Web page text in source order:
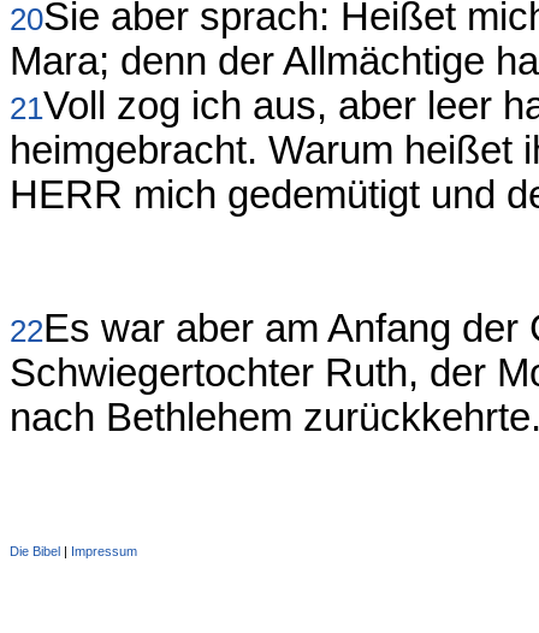
20Sie aber sprach: Heißet
Mara; denn der Allmächtige
21Voll zog ich aus, aber leer
heimgebracht. Warum heißet
HERR mich gedemütigt und
22Es war aber am Anfang
Schwiegertochter Ruth, der
nach Bethlehem
Die Bibel | Impressum